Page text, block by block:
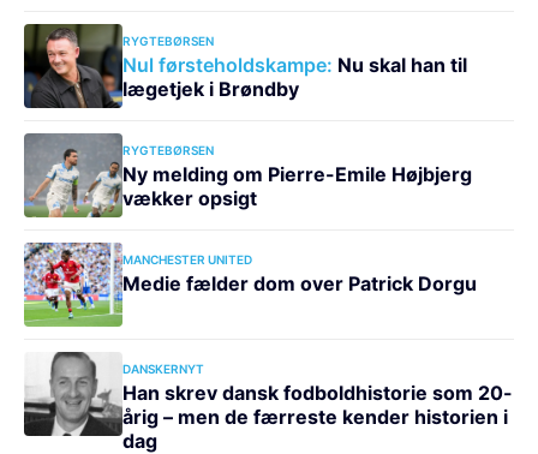
RYGTEBØRSEN
Nul førsteholdskampe: Nu skal han til
lægetjek i Brøndby
RYGTEBØRSEN
Ny melding om Pierre-Emile Højbjerg
vækker opsigt
MANCHESTER UNITED
Medie fælder dom over Patrick Dorgu
DANSKERNYT
Han skrev dansk fodboldhistorie som 20-
årig – men de færreste kender historien i
dag